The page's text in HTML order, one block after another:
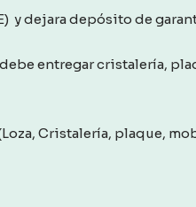
y dejara depósito de
entregar cristalería,
Cristalería, plaque,